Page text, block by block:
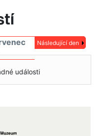
Následující den
události